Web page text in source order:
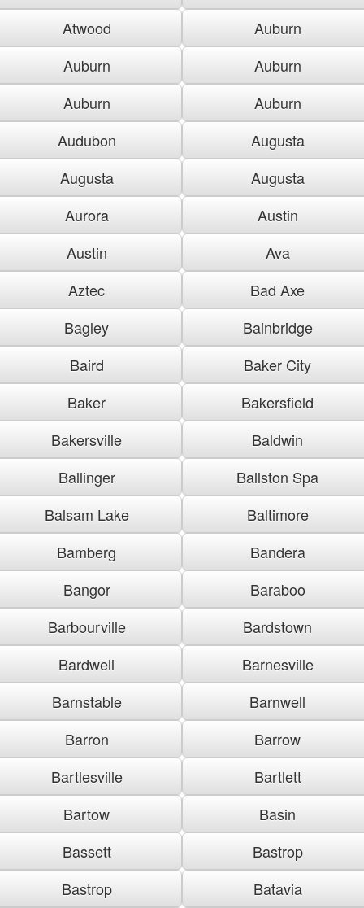
Atwood
Auburn
Auburn
Auburn
Auburn
Auburn
Audubon
Augusta
Augusta
Augusta
Aurora
Austin
Austin
Ava
Aztec
Bad Axe
Bagley
Bainbridge
Baird
Baker City
Baker
Bakersfield
Bakersville
Baldwin
Ballinger
Ballston Spa
Balsam Lake
Baltimore
Bamberg
Bandera
Bangor
Baraboo
Barbourville
Bardstown
Bardwell
Barnesville
Barnstable
Barnwell
Barron
Barrow
Bartlesville
Bartlett
Bartow
Basin
Bassett
Bastrop
Bastrop
Batavia